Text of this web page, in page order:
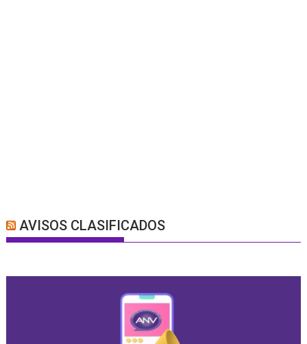
AVISOS CLASIFICADOS